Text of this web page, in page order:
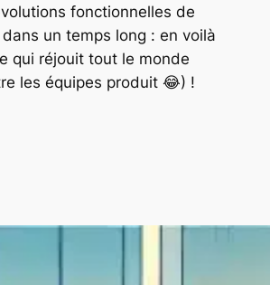
fonctionnelles de
un temps long : en voilà
qui réjouit tout le monde
les équipes produit 😂) !